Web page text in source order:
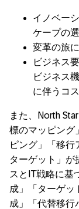
イノベー
ケープの
変革の旅
ビジネス
ビジネス
に伴うコ
また、North
標のマッピング
ピング」「移
ターゲット」が
スとIT戦略に基
成」「ターゲッ
成」「代替移行